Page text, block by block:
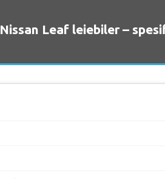
Nissan Leaf leiebiler –